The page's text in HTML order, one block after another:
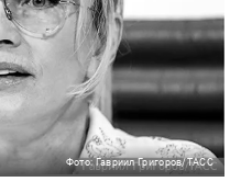
Фото: Гавриил Григоров/ТАСС